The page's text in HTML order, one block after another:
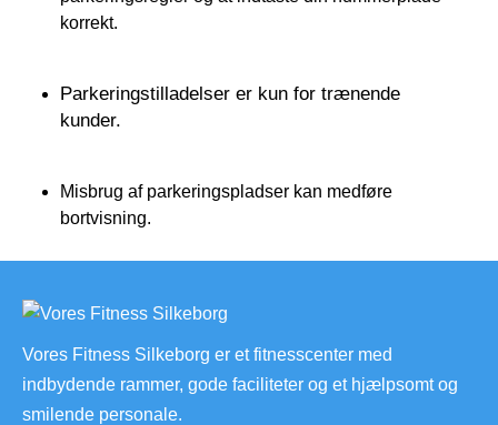
korrekt.
Parkeringstilladelser er kun for trænende
kunder.
Misbrug af parkeringspladser kan medføre
bortvisning.
Vores Fitness Silkeborg er et fitnesscenter med
indbydende rammer, gode faciliteter og et hjælpsomt og
smilende personale.